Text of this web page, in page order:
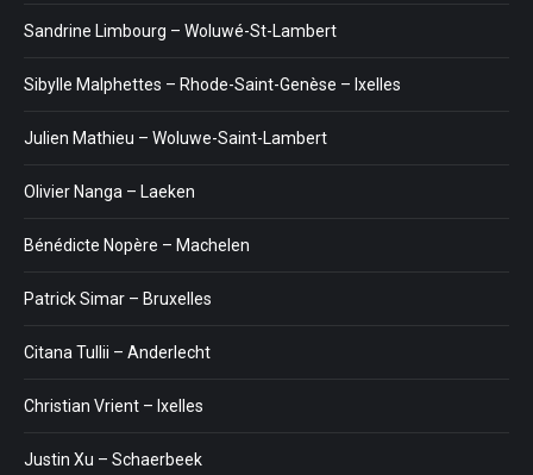
Sandrine Limbourg – Woluwé-St-Lambert
Sibylle Malphettes – Rhode-Saint-Genèse – Ixelles
Julien Mathieu – Woluwe-Saint-Lambert
Olivier Nanga – Laeken
Bénédicte Nopère – Machelen
Patrick Simar – Bruxelles
Citana Tullii – Anderlecht
Christian Vrient – Ixelles
Justin Xu – Schaerbeek